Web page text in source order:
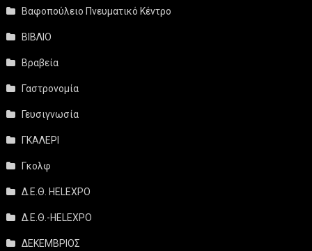
Βαφοπούλειο Πνευματικό Κέντρο
ΒΙΒΛΙΟ
Βραβεία
Γαστρονομία
Γευσιγνωσία
ΓΚΑΛΕΡΙ
Γκολφ
Δ.Ε.Θ. HELEXPO
Δ.Ε.Θ.-HELEXPO
ΔΕΚΕΜΒΡΙΟΣ